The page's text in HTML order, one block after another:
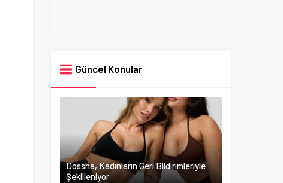
Güncel Konular
Dossha, Kadınların Geri Bildirimleriyle
Şekilleniyor